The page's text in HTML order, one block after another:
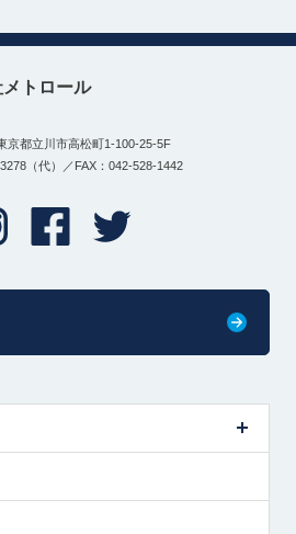
トロール
京都立川市高松町1-100-25-5F
（代）／FAX：042-528-1442